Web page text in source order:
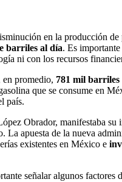
en la producción
barriles al día. Es
ni con los recursos
en promedio, 781 mil barriles
que se consume en
país.
Obrador, manifestaba
apuesta de la nueva
existentes en México e
señalar algunos factores